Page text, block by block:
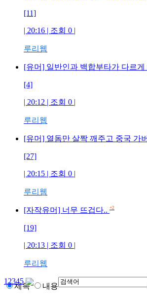
[11]
| 20:16 | 조회 0 |
루리웹
[유머] 일반인과 백합부타가 다르
[4]
| 20:12 | 조회 0 |
루리웹
[유머] 열돔만 살짝 깨주고 중국 가
[27]
| 20:15 | 조회 0 |
루리웹
[자작유머] 너무 뜨겁다.. +2
[19]
| 20:13 | 조회 0 |
루리웹
12345
제목 내용